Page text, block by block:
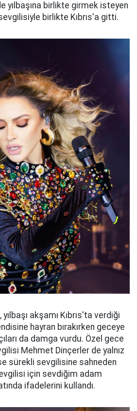
yılbaşına birlikte girmek isteyen
birlikte Kıbrıs'a gitti.
akşamı Kıbrıs'ta verdiği
hayran bırakırken geceye
da damga vurdu. Özel gece
Mehmet Dinçerler de yalnız
sürekli sevgilisine sahneden
için sevdiğim adam
ifadelerini kullandı.